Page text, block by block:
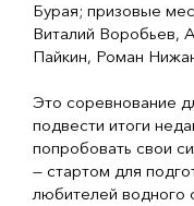
Бурая; призовые
Виталий Воробьев,
Пайкин, Роман
Это соревнование
подвести итоги
попробовать свои
— стартом для
любителей водного